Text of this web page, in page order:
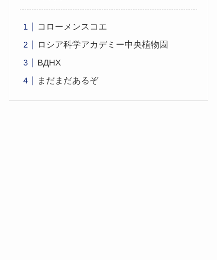
コローメンスコエ
ロシア科学アカデミー中央植物園
ВДНХ
まだまだあるぞ